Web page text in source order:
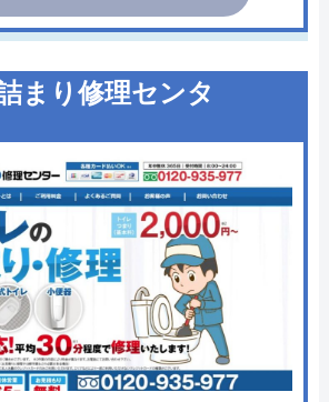
まり修理センタ